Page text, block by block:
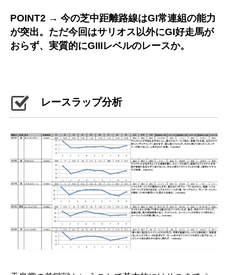
POINT2 → 今の芝中距離路線はGI常連組の能力
が突出。ただ今回はサリオス以外にGI好走馬が
おらず、実質的にGIIIレベルのレースか。
レースラップ分析